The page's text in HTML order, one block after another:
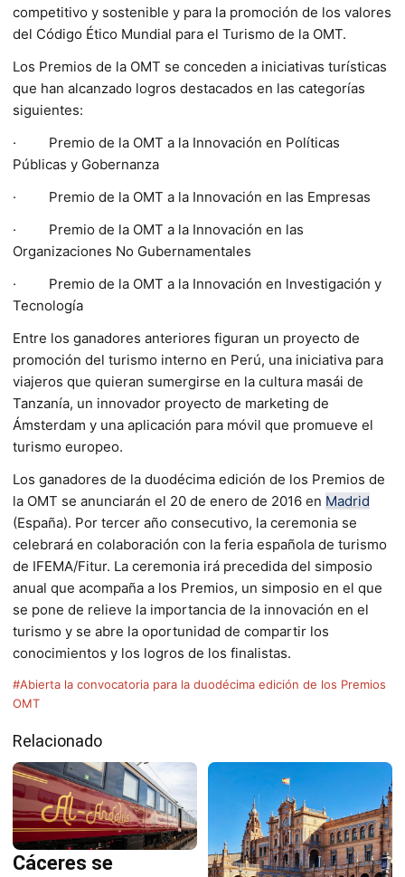
competitivo y sostenible y para la promoción de los valores
del Código Ético Mundial para el Turismo de la OMT.
Los Premios de la OMT se conceden a iniciativas turísticas
que han alcanzado logros destacados en las categorías
siguientes:
· Premio de la OMT a la Innovación en Políticas
Públicas y Gobernanza
· Premio de la OMT a la Innovación en las Empresas
· Premio de la OMT a la Innovación en las
Organizaciones No Gubernamentales
· Premio de la OMT a la Innovación en lnvestigación y
Tecnología
Entre los ganadores anteriores figuran un proyecto de
promoción del turismo interno en Perú, una iniciativa para
viajeros que quieran sumergirse en la cultura masái de
Tanzanía, un innovador proyecto de marketing de
Ámsterdam y una aplicación para móvil que promueve el
turismo europeo.
Los ganadores de la duodécima edición de los Premios de
la OMT se anunciarán el 20 de enero de 2016 en Madrid
(España). Por tercer año consecutivo, la ceremonia se
celebrará en colaboración con la feria española de turismo
de IFEMA/Fitur. La ceremonia irá precedida del simposio
anual que acompaña a los Premios, un simposio en el que
se pone de relieve la importancia de la innovación en el
turismo y se abre la oportunidad de compartir los
conocimientos y los logros de los finalistas.
#Abierta la convocatoria para la duodécima edición de los Premios
OMT
Relacionado
Cáceres se